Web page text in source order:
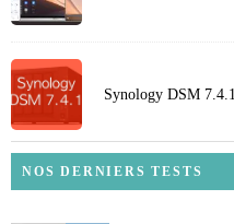
Synology DSM
NOS DERNIERS TESTS